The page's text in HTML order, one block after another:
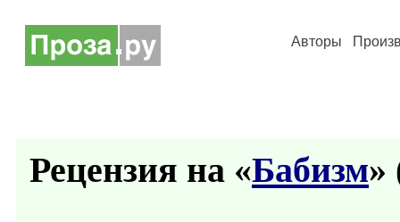
Авторы
Рецензия на «Бабизм»